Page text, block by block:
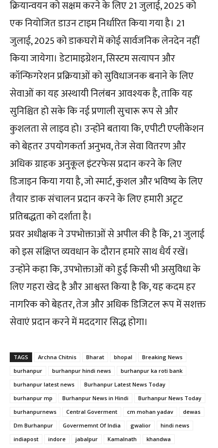
क्रियान्वयन को सक्षम करने के लिए 21 जुलाई, 2025 को
एक नियोजित डाउन टाइम निर्धारित किया गया है। 21
जुलाई, 2025 को डाकघरों में कोई सार्वजनिक लेनदेन नहीं
किया जायेगा। डेटामाइग्रेशन, सिस्टम सत्यापन और
कॉन्फिगरेशन प्रक्रियाओं को सुविधाजनक बनाने के लिए
सेवाओं का यह अस्थायी निलंबन आवश्यक है, ताकि यह
सुनिश्चित हो सके कि नई प्रणाली सुचारू रूप से और
कुशलता से लाइव हो। उन्होंने बताया कि, एपीटी एप्लीकेशन
को बेहतर उपयोगकर्ता अनुभव, तेज सेवा वितरण और
अधिक ग्राहक अनुकूल इंटरफेस प्रदान करने के लिए
डिजाइन किया गया है, जो स्मार्ट, कुशल और भविष्य के लिए
तैयार डाक संचालन प्रदान करने के लिए हमारी अटृट
प्रतिबद्धता को दर्शाता है।
प्रवर अधीक्षक ने उपभोक्ताओं से अपील की है कि, 21 जुलाई
को इस संक्षिप्त व्यवधान के दौरान हमारे साथ धैर्य रखें।
उन्होंने कहा कि, उपभोक्ताओं को हुई किसी भी असुविधा के
लिए गहरा खेद है और आश्वस्त किया है कि, यह कदम हर
नागरिक को बेहतर, तेज और अधिक डिजिटल रूप में सशक्त
सेवाएं प्रदान करने में मददगार सिद्ध होगा।
TAGS Archna Chitnis Bharat bhopal
Breaking News
burhanpur
burhanpur hindi news
burhanpur ka roti bank
burhanpur latest news
Burhanpur Latest News Today
burhanpur mp
Burhanpur News in Hindi
Burhanpur News Today
burhanpurnews
Central Goverment cm mohan yadav
dewas
Dm Burhanpur
Govermemnt Of India gwalior
hindi news
indiapost
indore jabalpur Kamalnath
khandwa